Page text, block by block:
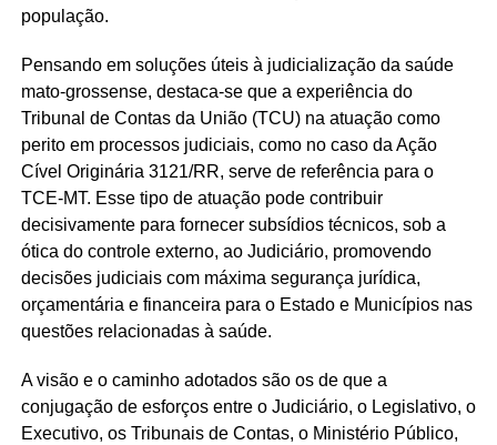
população.
Pensando em soluções úteis à judicialização da saúde
mato-grossense, destaca-se que a experiência do
Tribunal de Contas da União (TCU) na atuação como
perito em processos judiciais, como no caso da Ação
Cível Originária 3121/RR, serve de referência para o
TCE-MT. Esse tipo de atuação pode contribuir
decisivamente para fornecer subsídios técnicos, sob a
ótica do controle externo, ao Judiciário, promovendo
decisões judiciais com máxima segurança jurídica,
orçamentária e financeira para o Estado e Municípios nas
questões relacionadas à saúde.
A visão e o caminho adotados são os de que a
conjugação de esforços entre o Judiciário, o Legislativo, o
Executivo, os Tribunais de Contas, o Ministério Público,